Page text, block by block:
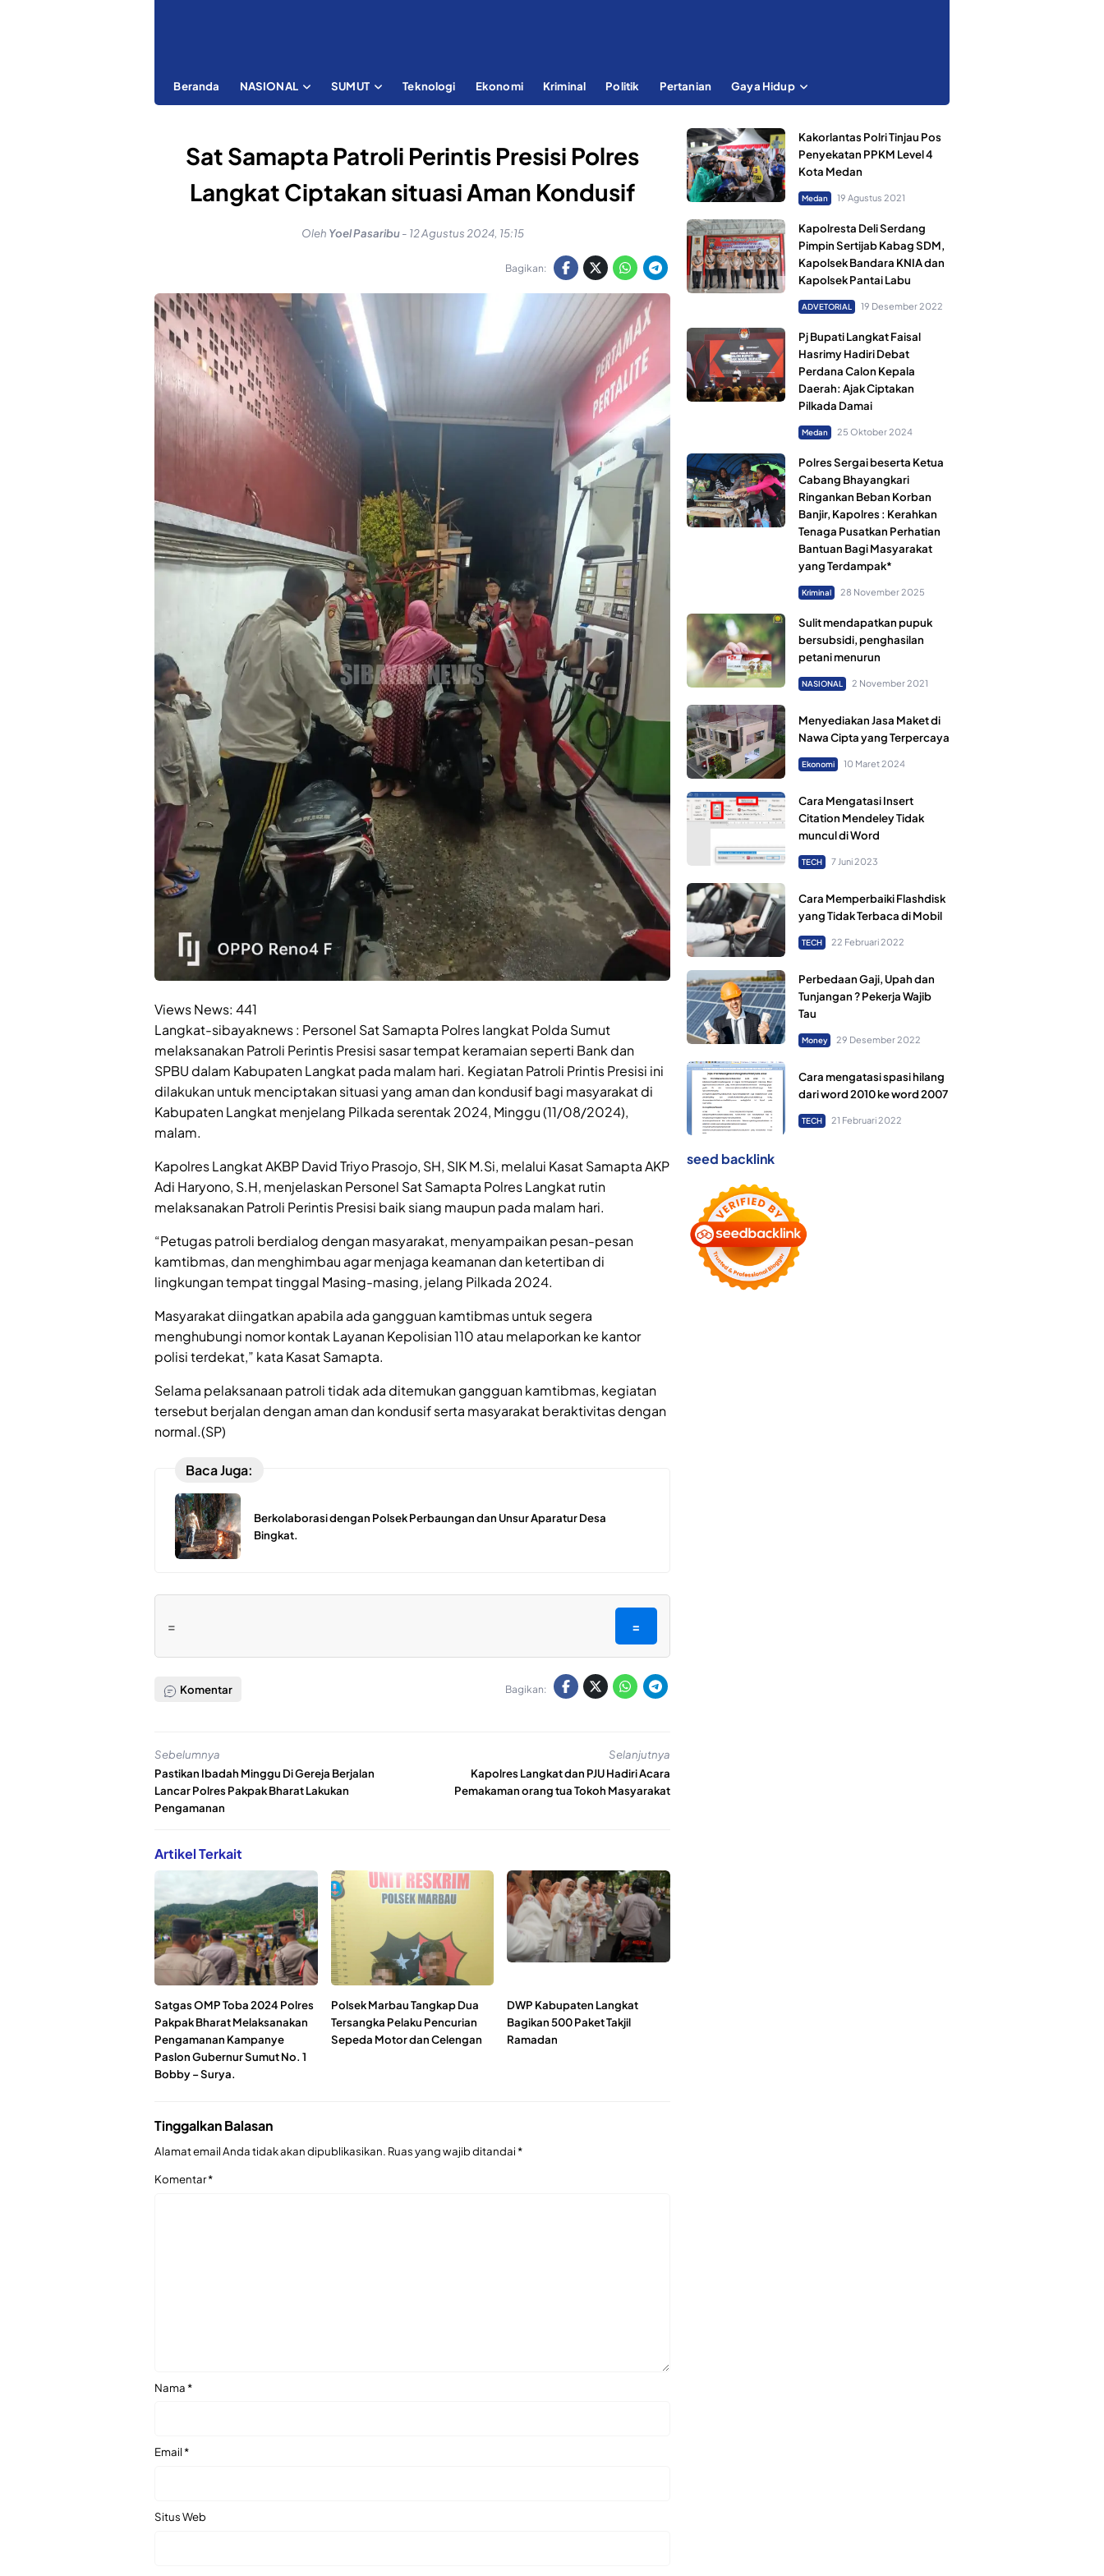
Beranda NASIONAL SUMUT Teknologi Ekonomi Kriminal Politik Pertanian Gaya Hidup
Sat Samapta Patroli Perintis Presisi Polres
Langkat Ciptakan situasi Aman Kondusif
Oleh Yoel Pasaribu - 12 Agustus 2024, 15:15
Bagikan:
Views News: 441
Langkat-sibayaknews : Personel Sat Samapta Polres langkat Polda Sumut
melaksanakan Patroli Perintis Presisi sasar tempat keramaian seperti Bank dan
SPBU dalam Kabupaten Langkat pada malam hari. Kegiatan Patroli Printis Presisi ini
dilakukan untuk menciptakan situasi yang aman dan kondusif bagi masyarakat di
Kabupaten Langkat menjelang Pilkada serentak 2024, Minggu (11/08/2024),
malam.
Kapolres Langkat AKBP David Triyo Prasojo, SH, SIK M.Si, melalui Kasat Samapta AKP
Adi Haryono, S.H, menjelaskan Personel Sat Samapta Polres Langkat rutin
melaksanakan Patroli Perintis Presisi baik siang maupun pada malam hari.
“Petugas patroli berdialog dengan masyarakat, menyampaikan pesan-pesan
kamtibmas, dan menghimbau agar menjaga keamanan dan ketertiban di
lingkungan tempat tinggal Masing-masing, jelang Pilkada 2024.
Masyarakat diingatkan apabila ada gangguan kamtibmas untuk segera
menghubungi nomor kontak Layanan Kepolisian 110 atau melaporkan ke kantor
polisi terdekat,” kata Kasat Samapta.
Selama pelaksanaan patroli tidak ada ditemukan gangguan kamtibmas, kegiatan
tersebut berjalan dengan aman dan kondusif serta masyarakat beraktivitas dengan
normal.(SP)
Baca Juga:
Berkolaborasi dengan Polsek Perbaungan dan Unsur Aparatur Desa
Bingkat.
= =
Komentar Bagikan:
Sebelumnya
Pastikan Ibadah Minggu Di Gereja Berjalan
Lancar Polres Pakpak Bharat Lakukan
Pengamanan
Selanjutnya
Kapolres Langkat dan PJU Hadiri Acara
Pemakaman orang tua Tokoh Masyarakat
Artikel Terkait
Satgas OMP Toba 2024 Polres
Pakpak Bharat Melaksanakan
Pengamanan Kampanye
Paslon Gubernur Sumut No. 1
Bobby – Surya.
Polsek Marbau Tangkap Dua
Tersangka Pelaku Pencurian
Sepeda Motor dan Celengan
DWP Kabupaten Langkat
Bagikan 500 Paket Takjil
Ramadan
Tinggalkan Balasan
Alamat email Anda tidak akan dipublikasikan. Ruas yang wajib ditandai*
Komentar*
Nama*
Email*
Situs Web
Kakorlantas Polri Tinjau Pos
Penyekatan PPKM Level 4
Kota Medan
Medan 19 Agustus 2021
Kapolresta Deli Serdang
Pimpin Sertijab Kabag SDM,
Kapolsek Bandara KNIA dan
Kapolsek Pantai Labu
ADVETORIAL 19 Desember 2022
Pj Bupati Langkat Faisal
Hasrimy Hadiri Debat
Perdana Calon Kepala
Daerah: Ajak Ciptakan
Pilkada Damai
Medan 25 Oktober 2024
Polres Sergai beserta Ketua
Cabang Bhayangkari
Ringankan Beban Korban
Banjir, Kapolres : Kerahkan
Tenaga Pusatkan Perhatian
Bantuan Bagi Masyarakat
yang Terdampak*
Kriminal 28 November 2025
Sulit mendapatkan pupuk
bersubsidi, penghasilan
petani menurun
NASIONAL 2 November 2021
Menyediakan Jasa Maket di
Nawa Cipta yang Terpercaya
Ekonomi 10 Maret 2024
Cara Mengatasi Insert
Citation Mendeley Tidak
muncul di Word
TECH 7 Juni 2023
Cara Memperbaiki Flashdisk
yang Tidak Terbaca di Mobil
TECH 22 Februari 2022
Perbedaan Gaji, Upah dan
Tunjangan ? Pekerja Wajib
Tau
Money 29 Desember 2022
Cara mengatasi spasi hilang
dari word 2010 ke word 2007
TECH 21 Februari 2022
seed backlink